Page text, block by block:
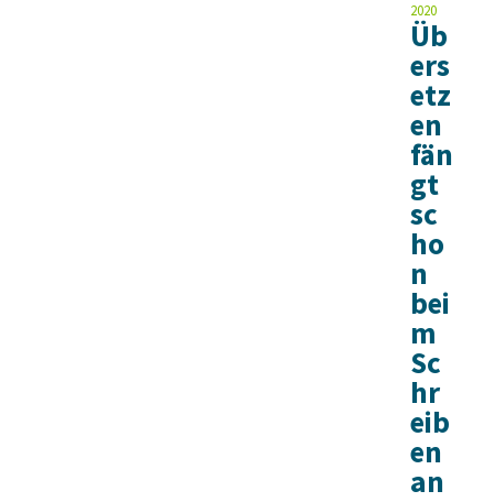
2020
Üb
ers
etz
en
fän
gt
sc
ho
n
bei
m
Sc
hr
eib
en
an